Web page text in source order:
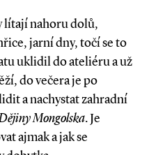
lítají nahoru dolů,
jarní dny, točí se to
uklidil do ateliéru a už
do večera je po
a nachystat zahradní
Mongolska. Je
ajmak a jak se